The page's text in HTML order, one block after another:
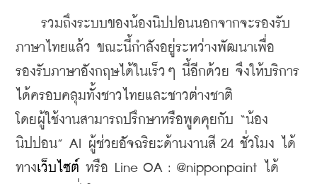
รวมถึงระบบของน้องนิปปอนนอกจากจะรองรับ
ภาษาไทยแล้ว ขณะนี้กำลังอยู่ระหว่างพัฒนาเพื่อ
รองรับภาษาอังกฤษได้ในเร็วๆ นี้อีกด้วย จึงให้บริการ
ได้ครอบคลุมทั้งชาวไทยและชาวต่างชาติ
โดยผู้ใช้งานสามารถปรึกษาหรือพูดคุยกับ “น้อง
นิปปอน” AI ผู้ช่วยอัจฉริยะด้านงานสี 24 ชั่วโมง ได้
ทางเว็บไซต์ หรือ Line OA : @nipponpaint ได้